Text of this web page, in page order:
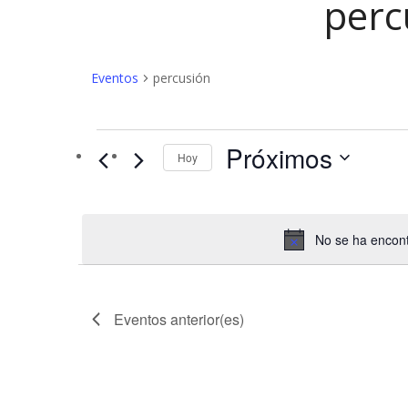
Eventos percusión
Eventos
No se ha
Hoy Próximos
Eventosanterior(es)